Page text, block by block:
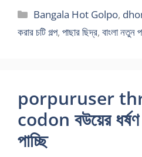
Categories
Bangala Hot Golpo,
করার চটি গল্প, পাছার ছিদ্র, বাংলা নতুন
porpuruser
codon বউয়ের ধর্ষণ
পাচ্ছি